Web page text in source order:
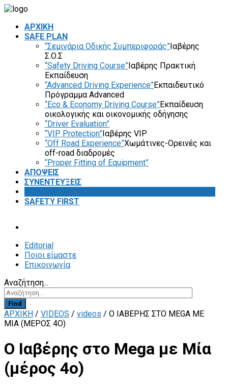
ΑΡΧΙΚΗ
SAFE PLAN
“Σεμινάρια Οδικής Συμπεριφοράς”Ιαβέρης
Σ.Ο.Σ
“Safety Driving Course”Ιαβέρης Πρακτική
Εκπαίδευση
“Advanced Driving Experience”Εκπαιδευτικό
Πρόγραμμα Advanced
“Eco & Economy Driving Course”Εκπαίδευση
οικολογικής και οικονομικής οδήγησης
“Driver Evaluation”
“VIP Protection”Ιαβέρης VIP
“Off Road Experience”Χωμάτινες-Ορεινές και
off-road διαδρομές
“Proper Fitting of Equipment”
ΑΠΟΨΕΙΣ
ΣΥΝΕΝΤΕΥΞΕΙΣ
SAFETY FIRST
Editorial
Ποιοι είμαστε
Επικοινωνία
Αναζήτηση...
Find
ΑΡΧΙΚΗ / VIDEOS / videos / Ο ΙΑΒΈΡΗΣ ΣΤΟ MEGA ΜΕ
ΜΊΑ (ΜΈΡΟΣ 4Ο)
Ο Ιαβέρης στο Mega με Μία
(μέρος 4ο)